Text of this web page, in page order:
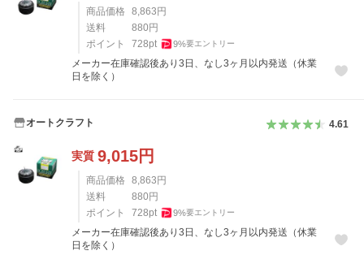
商品価格 8,863 円
送料
880 円
ポイント
728pt 9%要エントリー
メーカー在庫確認後あり3日、なし3ヶ月以内発送（休業
日を除く）
オートクラフト 4.61
実質 9,015円
商品価格 8,863 円
送料
880 円
ポイント
728pt 9%要エントリー
メーカー在庫確認後あり3日、なし3ヶ月以内発送（休業
日を除く）